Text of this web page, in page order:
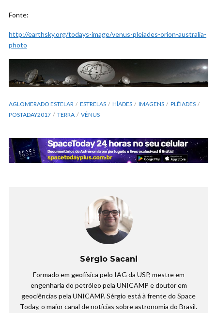
Fonte:
http://earthsky.org/todays-image/venus-pleiades-orion-australia-
photo
AGLOMERADO ESTELAR ESTRELAS HÍADES IMAGENS
PLÊIADES
POSTADAY2017
TERRA VÊNUS
Sérgio Sacani
Formado em geofísica pelo IAG da USP, mestre em
engenharia do petróleo pela UNICAMP e doutor em
geociências pela UNICAMP. Sérgio está à frente do Space
Today, o maior canal de notícias sobre astronomia do Brasil.